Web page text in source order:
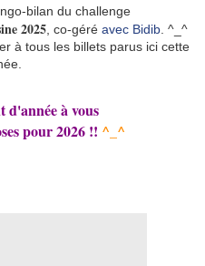
bilan du challenge
2025 , co-géré avec Bidib . ^_^
à tous les billets parus ici cette
d'année à vous
pour 2026 !! ^_^